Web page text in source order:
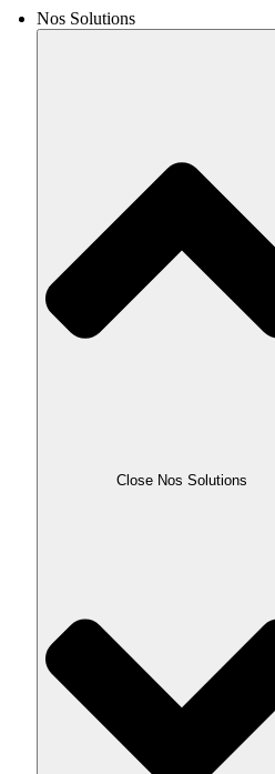
Nos Solutions
Close Nos Solutions